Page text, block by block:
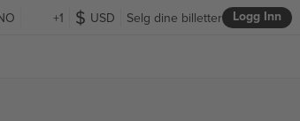
+1 USD Logg Inn
Selg dine billetter